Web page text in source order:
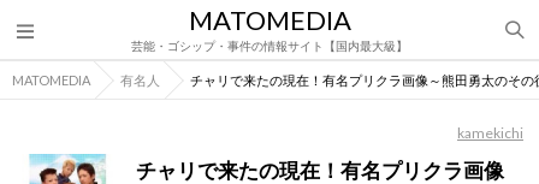
MATOMEDIA
芸能・ゴシップ・事件の情報サイト【国内最大級】
MATOMEDIA 有名人 チャリで来たの現在！有名プリクラ画像～熊田勇太のその
kamekichi
チャリで来たの現在！有名プリクラ画像